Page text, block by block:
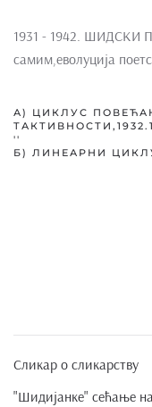
1931 - 1942. ШИДСКИ
самим,еволуција
А) ЦИКЛУС
''
Б) ЛИНЕАРНИ
Сликар о сликарству
"Шидијанке" сећање